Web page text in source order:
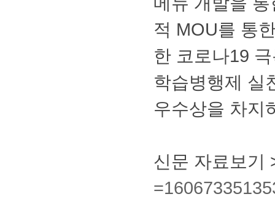
적MOU를통
한코로나19
학습병행제
우수상을차지
신문자료보